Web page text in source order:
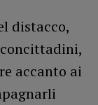
distacco,
accanto ai